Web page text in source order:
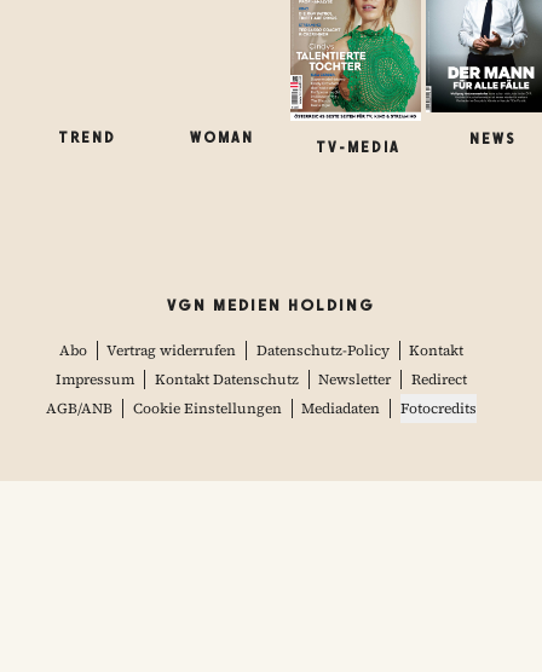
TREND WOMAN
TV-MEDIA
NEWS
VGN MEDIEN HOLDING
Abo Vertrag widerrufen Datenschutz-Policy
Kontakt
Impressum
Kontakt Datenschutz Newsletter
Redirect
AGB/ANB
Cookie Einstellungen Mediadaten Fotocredits